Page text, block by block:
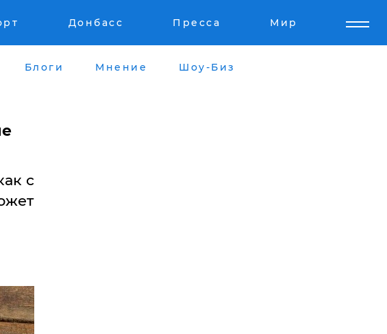
Донбасс Пресса Мир
Блоги Мнение Шоу-Биз
с